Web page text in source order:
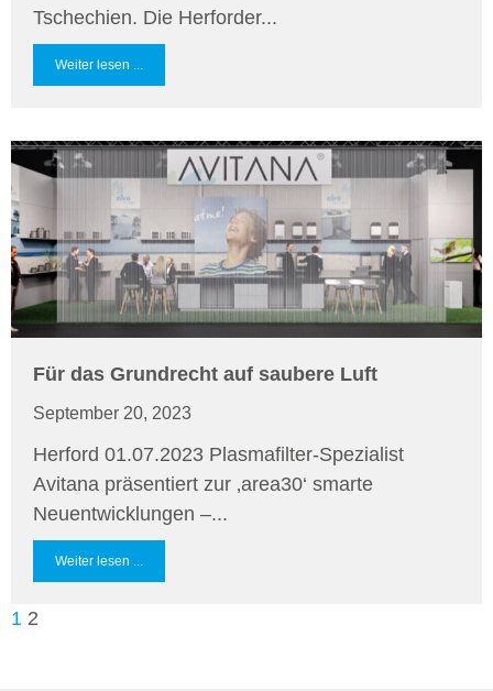
Tschechien. Die Herforder...
Weiter lesen ...
Für das Grundrecht auf saubere Luft
September 20, 2023
Herford 01.07.2023 Plasmafilter-Spezialist
Avitana präsentiert zur ‚area30‘ smarte
Neuentwicklungen –...
Weiter lesen ...
1 2